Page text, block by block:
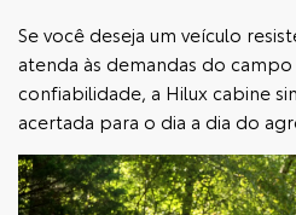
Se você deseja um veículo
atenda às demandas do
confiabilidade, a Hilux cabine
acertada para o dia a dia do